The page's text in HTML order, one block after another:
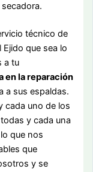
técnico de
que sea lo
a tu
en la reparación
a sus espaldas.
cada uno de los
y cada una
que nos
que
y se